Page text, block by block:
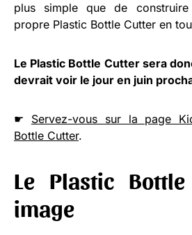
plus simple que de
propre Plastic Bottle Cutter en
Le Plastic Bottle Cutter sera
devrait voir le jour en juin
☛ Servez-vous sur la page
Bottle Cutter.
Le Plastic
image